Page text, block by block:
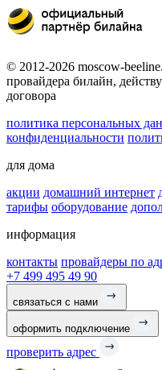
© 2012-2026 moscow-
провайдера билайн,
договора
политика персональных
конфиденциальности
для дома
акции домашний интернет
тарифы оборудование
информация
контакты провайдеры по
+7 499 495 49 90
связаться с нами
оформить подключение
проверить адрес